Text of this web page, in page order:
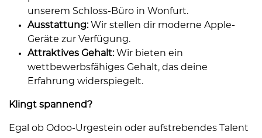
unserem Schloss-Büro in Wonfurt.
Ausstattung: Wir stellen dir moderne Apple-
Geräte zur Verfügung.
Attraktives Gehalt: Wir bieten ein
wettbewerbsfähiges Gehalt, das deine
Erfahrung widerspiegelt.
Klingt spannend?
Egal ob Odoo-Urgestein oder aufstrebendes Talent